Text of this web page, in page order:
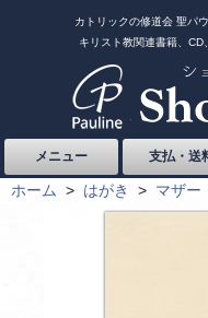
カトリックの修道会 聖パ
キリスト教関連書籍、CD
メニュー 支払・送
ホーム > はがき > マザー